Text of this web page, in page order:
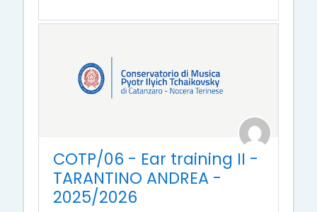
COTP/06 - Ear training II -
TARANTINO ANDREA -
2025/2026